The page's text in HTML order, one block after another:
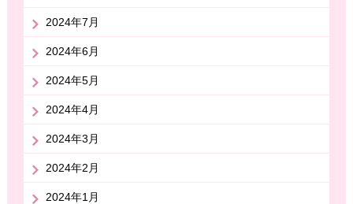
2024年7月
2024年6月
2024年5月
2024年4月
2024年3月
2024年2月
2024年1月